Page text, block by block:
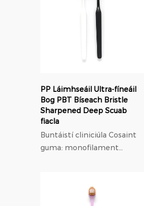
orthodontach: f...
PP Láimhseáil Ultra-fíneáil
Bog PBT Bíseach Bristle
Sharpened Deep Scuab
fiacla
Buntáistí cliniciúla Cosaint
guma: monofilament
37% níos lú brú ar gumaí ná